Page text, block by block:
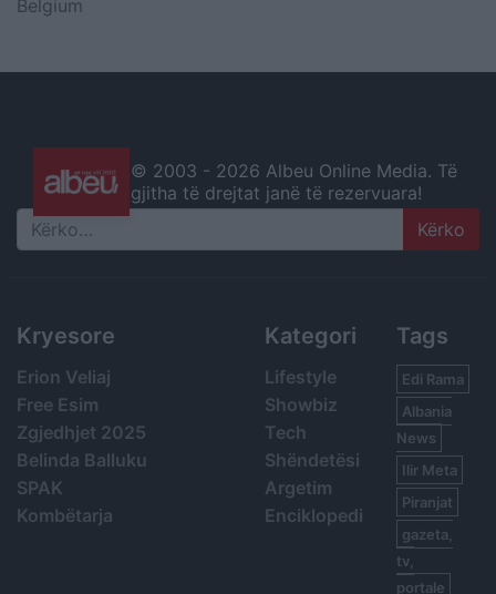
Belgium
© 2003 - 2026 Albeu Online Media. Të
gjitha të drejtat janë të rezervuara!
Search
Kryesore
Erion Veliaj
Free Esim
Zgjedhjet 2025
Belinda Balluku
SPAK
Kombëtarja
Kategori
Lifestyle
Showbiz
Tech
Shëndetësi
Argetim
Enciklopedi
Tags
Edi Rama
Albania
News
Ilir Meta
Piranjat
gazeta,
tv,
portale